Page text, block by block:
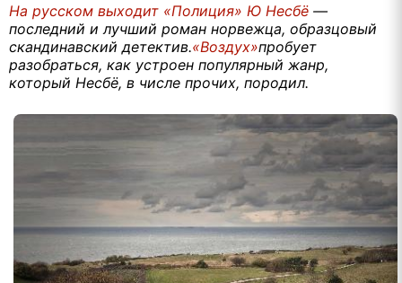
На русском выходит «Полиция» Ю Несбё —
последний и лучший роман норвежца, образцовый
скандинавский детектив.«Воздух»пробует
разобраться, как устроен популярный жанр,
который Несбё, в числе прочих, породил.